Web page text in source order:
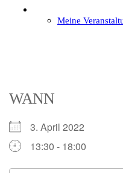
Meine
WANN
3. April 2022
13:30 - 18:00